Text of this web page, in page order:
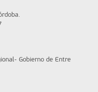
Gobierno de Entre